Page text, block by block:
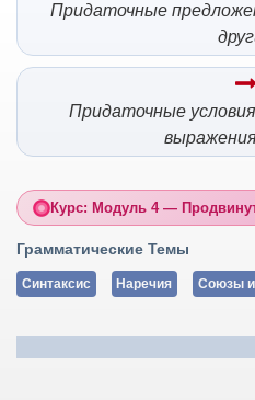
Придаточные
Придаточные
Курс: Модуль 4 —
Грамматические Темы
Синтаксис Наречия Союзы